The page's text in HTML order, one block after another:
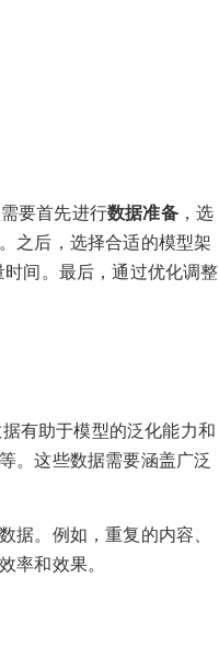
要首先进行数据准备，选
之后，选择合适的模型架
间。最后，通过优化调整
有助于模型的泛化能力和
。这些数据需要涵盖广泛
。例如，重复的内容、
和效果。